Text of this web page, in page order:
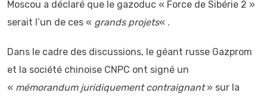
Moscou a déclaré que le gazoduc « Force de Sibérie 2 »
serait l’un de ces « grands projets« .
Dans le cadre des discussions, le géant russe Gazprom
et la société chinoise CNPC ont signé un
« mémorandum juridiquement contraignant» sur la